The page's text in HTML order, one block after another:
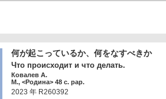
何が起こっているか、何をなすべきか
Что происходит и что делать.
Ковалев А.
М., <Родина> 48 c. pap.
2023 年 R260392